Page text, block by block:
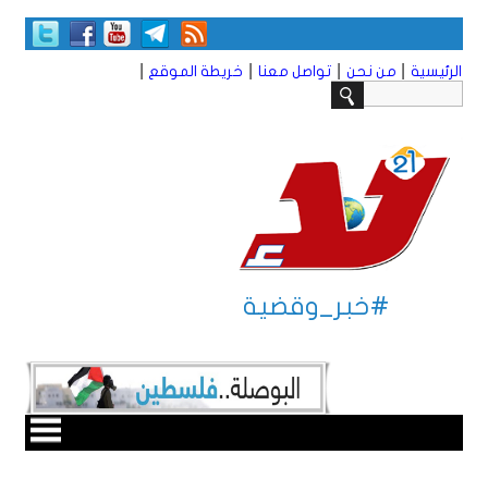
الرئيسية من نحن تواصل معنا خريطة الموقع
#خبر_وقضية